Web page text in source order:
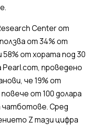
Center от
от 34% от
от хората под 30
Pearl.com, проведено
че 19% от
от 100 долара
чатботове. Сред
Z тази цифра